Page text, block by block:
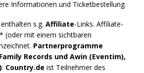
s.g. Affiliate-Links. Affiliate-
(oder mit einem sichtbaren
Partnerprogramme
Records und Awin (Eventim),
: Country.de ist Teilnehmer des